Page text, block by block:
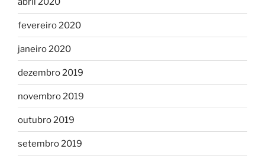
fevereiro 2020
janeiro 2020
dezembro 2019
novembro 2019
outubro 2019
setembro 2019